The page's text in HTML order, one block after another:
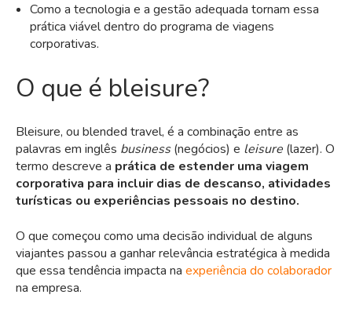
Como a tecnologia e a gestão adequada tornam essa
prática viável dentro do programa de viagens
corporativas.
O que é bleisure?
Bleisure, ou blended travel, é a combinação entre as
palavras em inglês business(negócios) e leisure (lazer). O
termo descreve a prática de estender uma viagem
corporativa para incluir dias de descanso, atividades
turísticas ou experiências pessoais no destino.
O que começou como uma decisão individual de alguns
viajantes passou a ganhar relevância estratégica à medida
que essa tendência impacta na experiência do colaborador
na empresa.